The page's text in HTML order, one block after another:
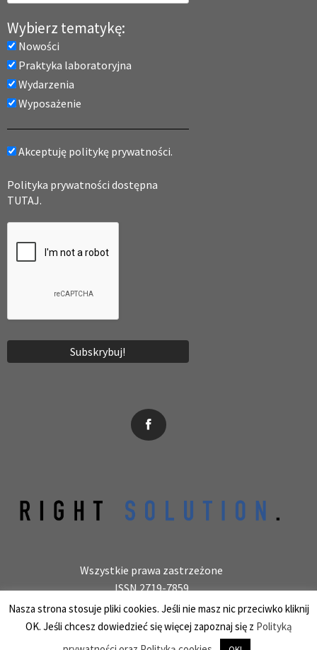
Wybierz tematykę:
Nowości
Praktyka laboratoryjna
Wydarzenia
Wyposażenie
Akceptuję politykę prywatności.
Polityka prywatności dostępna
TUTAJ.
Wszystkie prawa zastrzeżone
ISSN 2719-7859
Wydawca: laboratoryjnie.pl Krzysztof Wołowiec
25-150 Kielce, ul. Barwinek 9/31, REGON 387847966
Nasza strona stosuje pliki cookies. Jeśli nie masz nic przeciwko kliknij
OK. Jeśli chcesz dowiedzieć się więcej zapoznaj się z Polityką